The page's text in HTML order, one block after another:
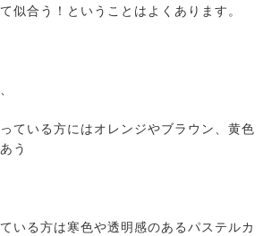
似合う！ということはよくあります。
ている方にはオレンジやブラウン、黄色
う
いる方は寒色や透明感のあるパステルカ